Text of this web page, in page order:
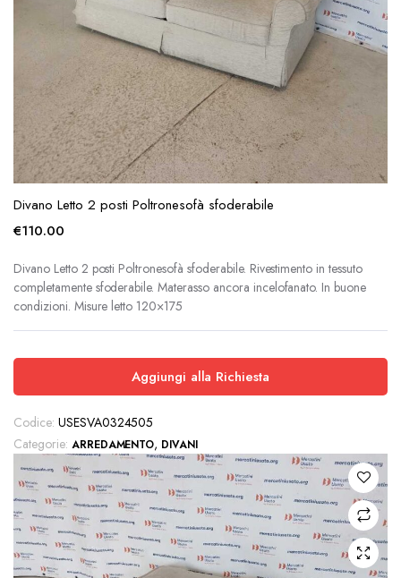
Divano Letto 2 posti Poltronesofà sfoderabile
€110.00
Divano Letto 2 posti Poltronesofà sfoderabile. Rivestimento in tessuto
completamente sfoderabile. Materasso ancora incelofanato. In buone
condizioni. Misure letto 120×175
Aggiungi alla Richiesta
Codice: USESVA0324505
Categorie: ARREDAMENTO, DIVANI